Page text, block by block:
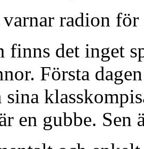
radion för
finns det inget
Första
sina
en gubbe. Sen